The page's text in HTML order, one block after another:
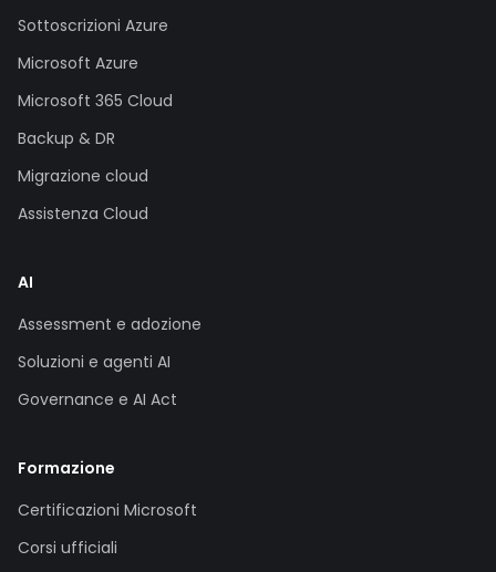
Sottoscrizioni Azure
Microsoft Azure
Microsoft 365 Cloud
Backup & DR
Migrazione cloud
Assistenza Cloud
AI
Assessment e adozione
Soluzioni e agenti AI
Governance e AI Act
Formazione
Certificazioni Microsoft
Corsi ufficiali